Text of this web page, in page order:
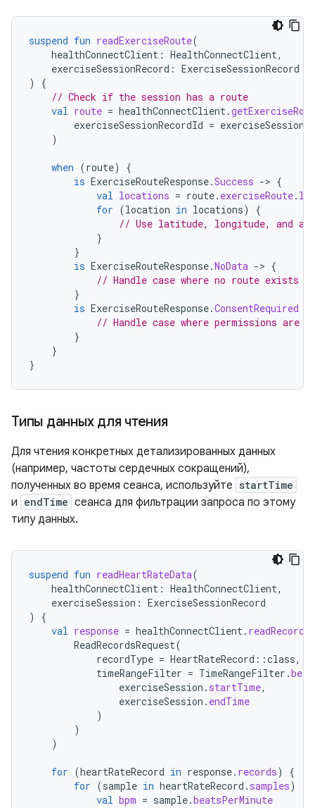
suspend fun readExerciseRoute(
healthConnectClient : HealthConnectClient,
exerciseSessionRecord : ExerciseSessionRecord
)
{
// Check if the session has a route
val route = healthConnectClient.
exerciseSessionRecordId =
)
when (route)
{
is ExerciseRouteResponse.Success -> {
val locations = route. exerciseRoute.
for (location in locations)
{
// Use latitude, longitude, and
}
}
is ExerciseRouteResponse.NoData -> {
// Handle case where no route exists
}
is ExerciseRouteResponse.ConsentRequired
// Handle case where permissions are
}
}
}
Типы данных для чтения
Для чтения конкретных детализированных данных
(например, частоты сердечных сокращений),
полученных во время сеанса, используйте startTime
и endTime сеанса для фильтрации запроса по этому
типу данных.
suspend fun readHeartRateData(
healthConnectClient : HealthConnectClient,
exerciseSession : ExerciseSessionRecord
)
{
val response = healthConnectClient. readRecords
ReadRecordsRequest(
recordType = HeartRateRecord ::class,
timeRangeFilter = TimeRangeFilter .
exerciseSession . startTime,
exerciseSession . endTime
)
)
)
for (heartRateRecord in response. records)
{
for (sample in heartRateRecord . samples)
{
val bpm = sample.beatsPerMinute